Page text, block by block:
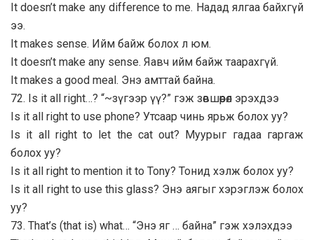
It doesn’t make any difference to me. Надад ялгаа байхгүй
ээ.
It makes sense. Ийм байж болох л юм.
It doesn’t make any sense. Яавч ийм байж таарахгүй.
It makes a good meal. Энэ амттай байна.
72. Is it all right…? “~зүгээр үү?” гэж зөвшөөрөл эрэхдээ
Is it all right to use phone? Утсаар чинь ярьж болох уу?
Is it all right to let the cat out? Муурыг гадаа гаргаж
болох уу?
Is it all right to mention it to Tony? Тонид хэлж болох уу?
Is it all right to use this glass? Энэ аягыг хэрэглэж болох
уу?
73. That’s (that is) what… “Энэ яг … байна” гэж хэлэхдээ